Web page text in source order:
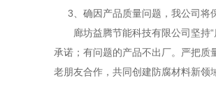
3、确因产品质量问题，我公司将
廊坊益腾节能科技有限公司坚持“
承诺；有问题的产品不出厂。严把
老朋友合作，共同创建防腐材料新领